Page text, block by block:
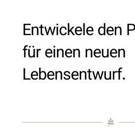
Entwickele den
für einen neuen
Lebensentwurf.